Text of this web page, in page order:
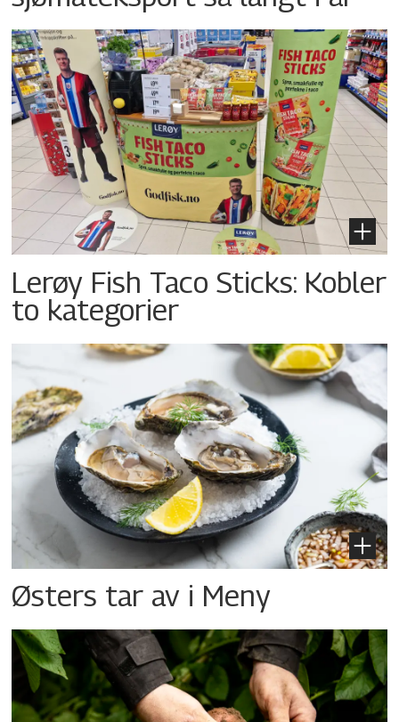
Lerøy Fish Taco Sticks: Kobler
to kategorier
Østers tar av i Meny